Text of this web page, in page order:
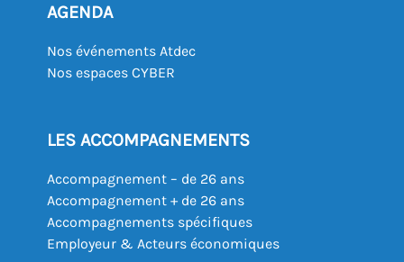
AGENDA
Nos événements Atdec
Nos espaces CYBER
LES ACCOMPAGNEMENTS
Accompagnement – de 26 ans
Accompagnement + de 26 ans
Accompagnements spécifiques
Employeur & Acteurs économiques